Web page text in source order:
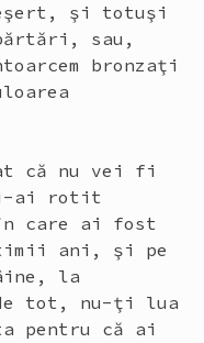
şi totuşi
sau,
bronzaţi
că nu vei fi
ţi-ai rotit
care ai fost
ani, şi pe
la
tot, nu-ţi lua
pentru că ai